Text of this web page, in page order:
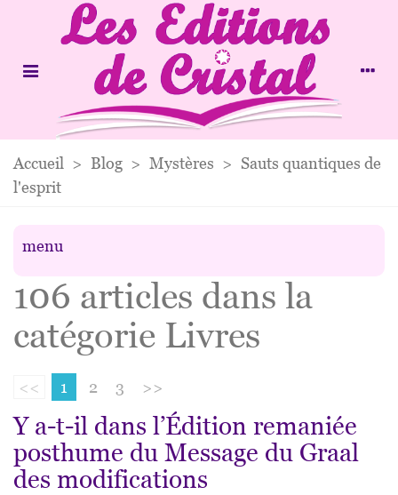
Accueil > Blog > Mystères > Sauts quantiques de
l'esprit
menu
106 articles dans la
catégorie Livres
<< 1 2 3 >>
Y a-t-il dans l’Édition remaniée
posthume du Message du Graal
des modifications